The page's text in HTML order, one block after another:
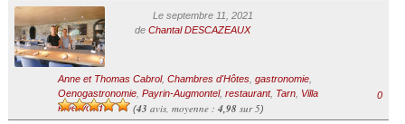
Le septembre 11, 2021
de Chantal DESCAZEAUX
Anne et Thomas Cabrol, Chambres d'Hôtes, gastronomie,
Oenogastronomie, Payrin-Augmontel, restaurant, Tarn, Villa
PineWood
(43 avis, moyenne : 4,98 sur 5)
0